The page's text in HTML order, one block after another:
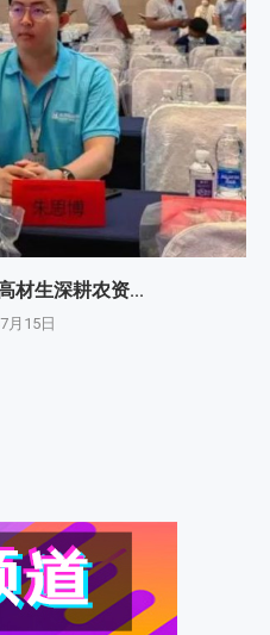
材生深耕农资...
月15日